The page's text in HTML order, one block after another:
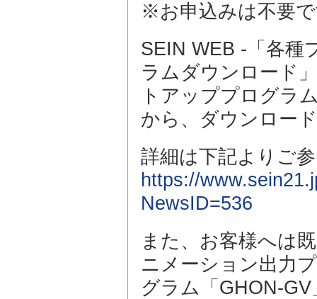
※お申込みは不要
SEIN WEB -「各種
ラムダウンロード
トアッププログラ
から、ダウンロー
詳細は下記よりご
https://
NewsID=536
また、お客様へは
ニメーション出力
グラム「GHON-